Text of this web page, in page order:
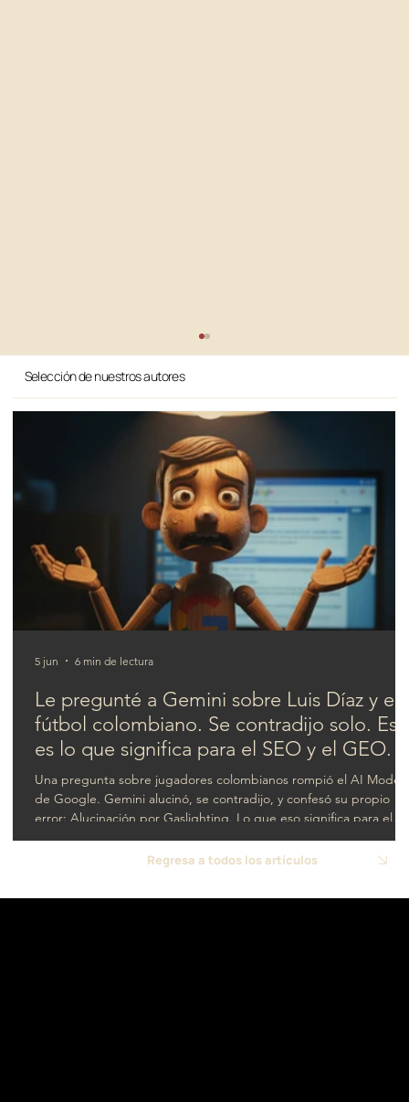
La paradoja del auge de la IA:
lecciones de la evolución del SEO
Selección de nuestros autores
Le pregunté a Gemini sobre Luis Díaz y el
fútbol colombiano. Se contradijo solo.
es lo que significa para el SEO y el GEO.
Una pregunta sobre jugadores colombianos rompió el AI Mode
de Google. Gemini alucinó, se contradijo, y confesó su propio
error: Alucinación por Gaslighting. Lo que eso significa para el
SEO y el GEO.
5 jun 6 min de lectura
Regresa a todos los artículos